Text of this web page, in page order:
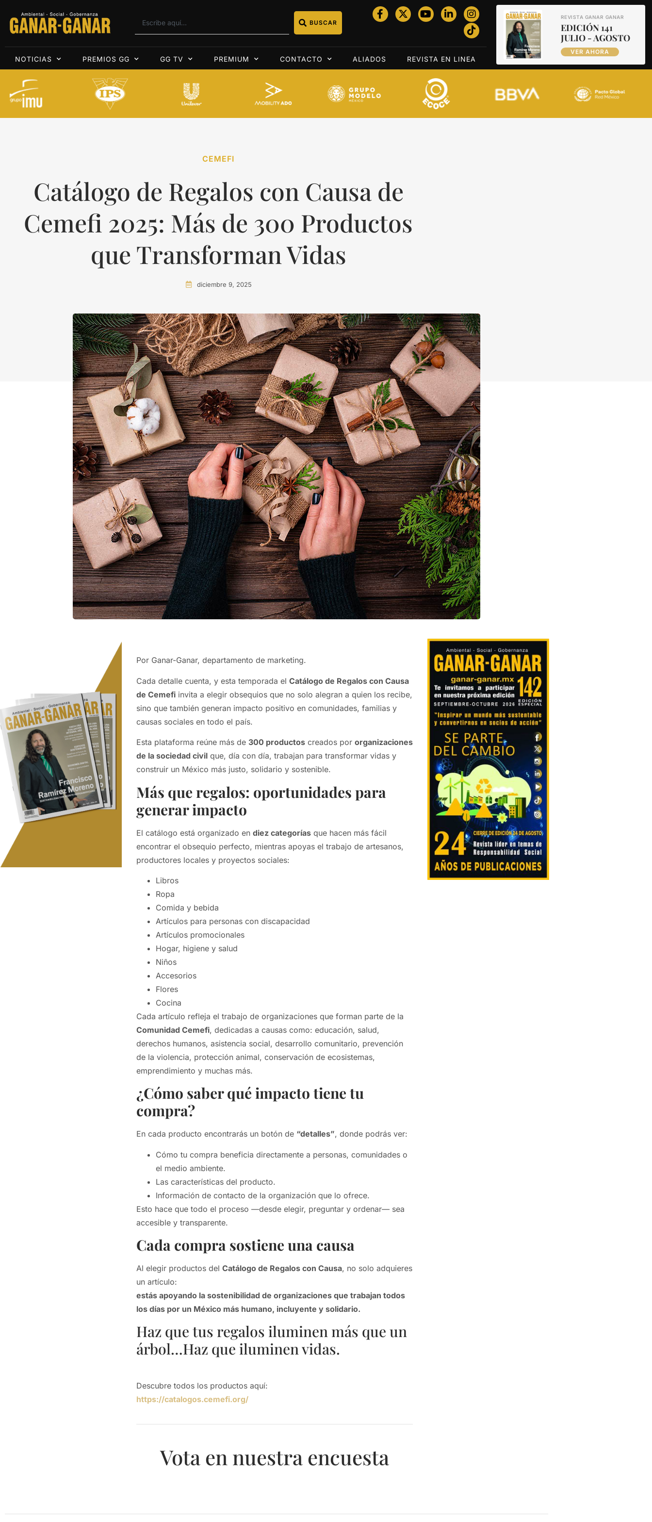
BUSCAR
NOTICIAS PREMIOS GG GG TV PREMIUM CONTACTO ALIADOS REVISTA EN LINEA
REVISTA GANAR GANAR
EDICIÓN 141
JULIO - AGOSTO
VER AHORA
CEMEFI
Catálogo de Regalos con Causa de
Cemefi 2025: Más de 300 Productos
que Transforman Vidas
diciembre 9, 2025
Por Ganar-Ganar, departamento de marketing.
Cada detalle cuenta, y esta temporada el Catálogo de Regalos con Causa
de Cemefiinvita a elegir obsequios que no solo alegran a quien los recibe,
sino que también generan impacto positivo en comunidades, familias y
causas sociales en todo el país.
Esta plataforma reúne más de 300 productoscreados por organizaciones
de la sociedad civilque, día con día, trabajan para transformar vidas y
construir un México más justo, solidario y sostenible.
Más que regalos: oportunidades para
generar impacto
El catálogo está organizado en diez categoríasque hacen más fácil
encontrar el obsequio perfecto, mientras apoyas el trabajo de artesanos,
productores locales y proyectos sociales:
Libros
Ropa
Comida y bebida
Artículos para personas con discapacidad
Artículos promocionales
Hogar, higiene y salud
Niños
Accesorios
Flores
Cocina
Cada artículo refleja el trabajo de organizaciones que forman parte de la
Comunidad Cemefi, dedicadas a causas como: educación, salud,
derechos humanos, asistencia social, desarrollo comunitario, prevención
de la violencia, protección animal, conservación de ecosistemas,
emprendimiento y muchas más.
¿Cómo saber qué impacto tiene tu
compra?
En cada producto encontrarás un botón de “detalles”, donde podrás ver:
Cómo tu compra beneficia directamente a personas, comunidades o
el medio ambiente.
Las características del producto.
Información de contacto de la organización que lo ofrece.
Esto hace que todo el proceso —desde elegir, preguntar y ordenar— sea
accesible y transparente.
Cada compra sostiene una causa
Al elegir productos del Catálogo de Regalos con Causa, no solo adquieres
un artículo:
estás apoyando la sostenibilidad de organizaciones que trabajan todos
los días por un México más humano, incluyente y solidario.
Haz que tus regalos iluminen más que un
árbol…Haz que iluminen vidas.
Descubre todos los productos aquí:
https://catalogos.cemefi.org/
Vota en nuestra encuesta